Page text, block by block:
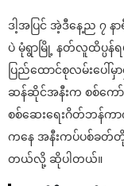
ဒါ့အပြင် အဲ့ဒီနေ့ည ၇ န
ပဲ မုံရွာမြို့ နတ်လူထိပ္ပန်
ပြည်ထောင်စုလမ်းပေါ်မှ
ဆန်ဆိုင်အနီးက စစ်ကော်
စစ်ဆေးရေးဂိတ်ဘန်ကာ
ကနေ အနီးကပ်ပစ်ခတ်
တယ်လို့ ဆိုပါတယ်။